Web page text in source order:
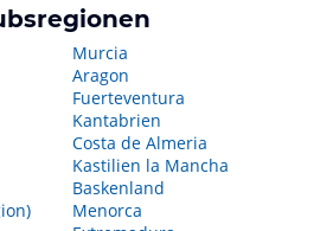
Murcia
Aragon
Fuerteventura
Kantabrien
Costa de Almeria
Kastilien la Mancha
Baskenland
Menorca